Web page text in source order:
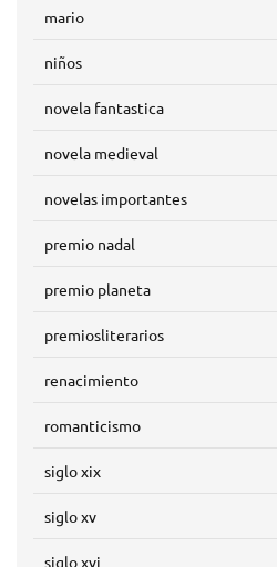
mario
niños
novela fantastica
novela medieval
novelas importantes
premio nadal
premio planeta
premiosliterarios
renacimiento
romanticismo
siglo xix
siglo xv
siglo xvi